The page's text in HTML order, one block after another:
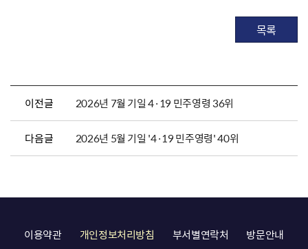
목록
이전글 2026년 7월 기일 4·19 민주영령 36위
다음글 2026년 5월 기일 '4·19 민주영령' 40위
이용약관 개인정보처리방침 부서별연락처
방문안내